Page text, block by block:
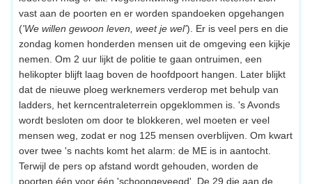
vast aan de poorten en er worden spandoeken opgehangen
('We willen gewoon leven, weet je wel'). Er is veel pers en die
zondag komen honderden mensen uit de omgeving een kijkje
nemen. Om 2 uur lijkt de politie te gaan ontruimen, een
helikopter blijft laag boven de hoofdpoort hangen. Later blijkt
dat de nieuwe ploeg werknemers verderop met behulp van
ladders, het kerncentraleterrein opgeklommen is. 's Avonds
wordt besloten om door te blokkeren, wel moeten er veel
mensen weg, zodat er nog 125 mensen overblijven. Om kwart
over twee 's nachts komt het alarm: de ME is in aantocht.
Terwijl de pers op afstand wordt gehouden, worden de
poorten één voor één 'schoongeveegd'. De 29 die aan de